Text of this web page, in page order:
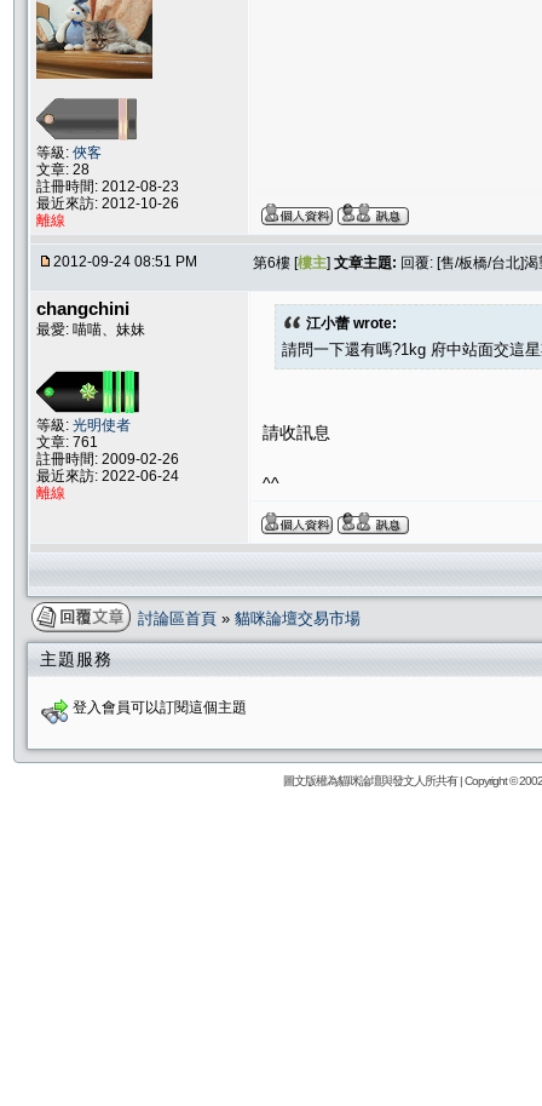
等級: 俠客
文章: 28
註冊時間: 2012-08-23
最近來訪: 2012-10-26
離線
2012-09-24 08:51 PM 第6樓 [樓主] 文章主題: 回覆: [售/板橋/台北]
changchini
最愛: 喵喵、妹妹
等級: 光明使者
文章: 761
註冊時間: 2009-02-26
最近來訪: 2022-06-24
離線
江小蕾 wrote:
請問一下還有嗎?1kg 府中站面交這
請收訊息
^^
討論區首頁 » 貓咪論壇交易市場
主題服務
登入會員可以訂閱這個主題
圖文版權為貓咪論壇與發文人所共有 | Copyright ©